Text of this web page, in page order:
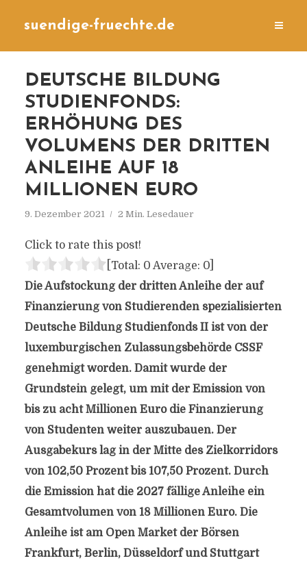
suendige-fruechte.de
DEUTSCHE BILDUNG
STUDIENFONDS:
ERHÖHUNG DES
VOLUMENS DER DRITTEN
ANLEIHE AUF 18
MILLIONEN EURO
9. Dezember 2021 2 Min. Lesedauer
Click to rate this post!
[Total: 0 Average: 0]
Die Aufstockung der dritten Anleihe der auf
Finanzierung von Studierenden spezialisierten
Deutsche Bildung Studienfonds II ist von der
luxemburgischen Zulassungsbehörde CSSF
genehmigt worden. Damit wurde der
Grundstein gelegt, um mit der Emission von
bis zu acht Millionen Euro die Finanzierung
von Studenten weiter auszubauen. Der
Ausgabekurs lag in der Mitte des Zielkorridors
von 102,50 Prozent bis 107,50 Prozent. Durch
die Emission hat die 2027 fällige Anleihe ein
Gesamtvolumen von 18 Millionen Euro. Die
Anleihe ist am Open Market der Börsen
Frankfurt, Berlin, Düsseldorf und Stuttgart